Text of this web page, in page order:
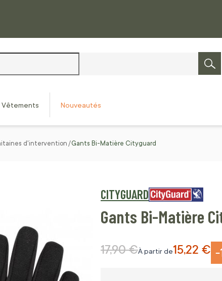
Vêtements Nouveautés
d'intervention Gants Bi-Matière Cityguard
CITYGUARD
Gants Bi-Matière
-
À partir de15,22 €
Prix normal
17,90 €